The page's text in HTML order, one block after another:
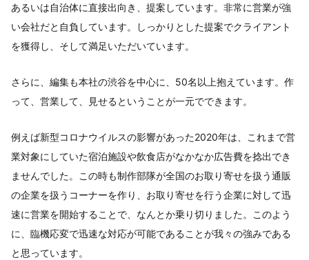
あるいは自治体に直接出向き、提案しています。非常に営業が強
い会社だと自負しています。しっかりとした提案でクライアント
を獲得し、そして満足いただいています。
さらに、編集も本社の渋谷を中心に、50名以上抱えています。作
って、営業して、見せるということが一元でできます。
例えば新型コロナウイルスの影響があった2020年は、これまで営
業対象にしていた宿泊施設や飲食店がなかなか広告費を捻出でき
ませんでした。この時も制作部隊が全国のお取り寄せを扱う通販
の企業を扱うコーナーを作り、お取り寄せを行う企業に対して迅
速に営業を開始することで、なんとか乗り切りました。このよう
に、臨機応変で迅速な対応が可能であることが我々の強みである
と思っています。